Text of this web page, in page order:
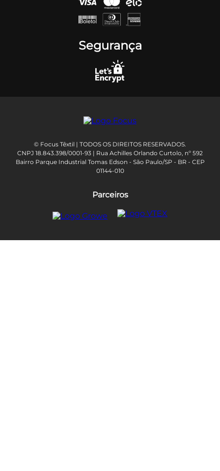
Segurança
© Focus Têxtil | TODOS OS DIREITOS RESERVADOS.
CNPJ 18.843.398/0001-93 | Rua Achilles Orlando Curtolo, nº 592
Bairro Parque Industrial Tomas Edson - São Paulo/SP - BR - CEP
01144-010
Parceiros